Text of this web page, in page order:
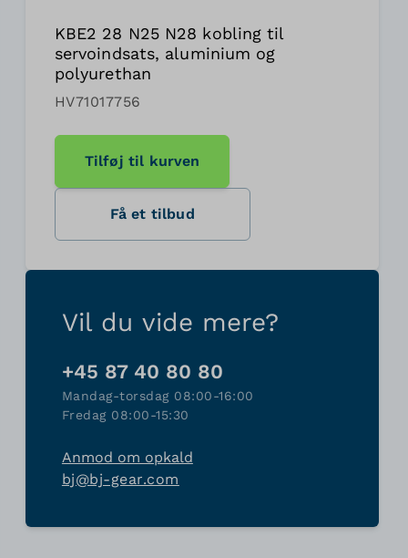
KBE2 28 N25 N28 kobling til
servoindsats, aluminium og
polyurethan
HV71017756
Tilføj til kurven
Få et tilbud
Vil du vide mere?
+45 87 40 80 80
Mandag-torsdag 08:00-16:00
Fredag 08:00-15:30
Anmod om opkald
bj@bj-gear.com